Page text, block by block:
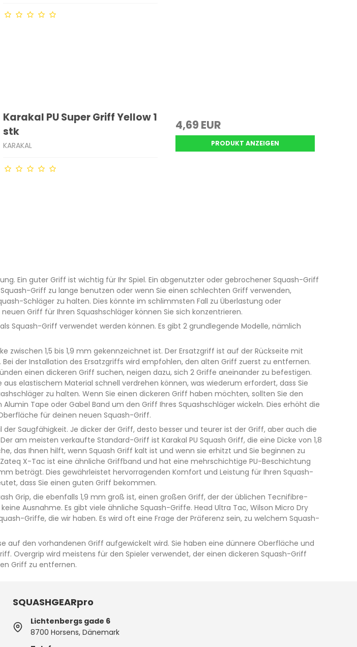
Karakal PU Super Griff Yellow 1
stk
KARAKAL
4,69 EUR
PRODUKT ANZEIGEN
Ein guter Griff ist wichtig für Ihr Spiel. Ein abgenutzter oder gebrochener Squash-Griff
Griff zu lange benutzen oder wenn Sie einen schlechten Griff verwenden,
Schläger zu halten. Dies könnte im schlimmsten Fall zu Überlastung oder
Griff für Ihren Squashschläger können Sie sich konzentrieren.
Squash-Griff verwendet werden können. Es gibt 2 grundlegende Modelle, nämlich
zwischen 1,5 bis 1,9 mm gekennzeichnet ist. Der Ersatzgriff ist auf der Rückseite mit
der Installation des Ersatzgriffs wird empfohlen, den alten Griff zuerst zu entfernen.
einen dickeren Griff suchen, neigen dazu, sich 2 Griffe aneinander zu befestigen.
elastischem Material schnell verdrehen können, was wiederum erfordert, dass Sie
zu halten. Wenn Sie einen dickeren Griff haben möchten, sollten Sie den
Tape oder Gabel Band um den Griff Ihres Squashschläger wickeln. Dies erhöht die
für deinen neuen Squash-Griff.
Saugfähigkeit. Je dicker der Griff, desto besser und teurer ist der Griff, aber auch die
am meisten verkaufte Standard-Griff ist Karakal PU Squash Griff, die eine Dicke von 1,8
das Ihnen hilft, wenn Squash Griff kalt ist und wenn sie erhitzt und Sie beginnen zu
X-Tac ist eine ähnliche Griffband und hat eine mehrschichtige PU-Beschichtung
beträgt. Dies gewährleistet hervorragenden Komfort und Leistung für Ihren Squash-
dass Sie einen guten Griff bekommen.
Grip, die ebenfalls 1,9 mm groß ist, einen großen Griff, der der üblichen Tecnifibre-
Ausnahme. Es gibt viele ähnliche Squash-Griffe. Head Ultra Tac, Wilson Micro Dry
Griffe, die wir haben. Es wird oft eine Frage der Präferenz sein, zu welchem Squash-
auf den vorhandenen Griff aufgewickelt wird. Sie haben eine dünnere Oberfläche und
Overgrip wird meistens für den Spieler verwendet, der einen dickeren Squash-Griff
Griff zu entfernen.
SQUASHGEARpro
Lichtenbergs gade 6
8700 Horsens, Dänemark